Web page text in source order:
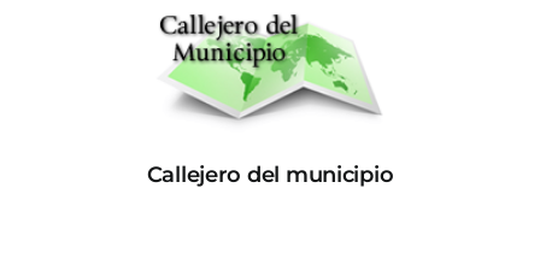
Callejero del municipio